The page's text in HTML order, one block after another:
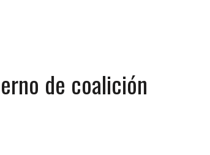
de coalición